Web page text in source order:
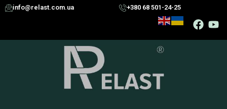
info@relast.com.ua +380 68 501-24-25